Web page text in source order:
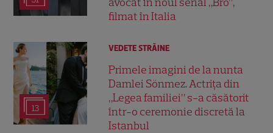
avocat în noul serial „Bro”,
filmat în Italia
13
VEDETE STRĂINE
Primele imagini de la nunta
Damlei Sönmez. Actrița din
„Legea familiei” s-a căsătorit
într-o ceremonie discretă la
Istanbul